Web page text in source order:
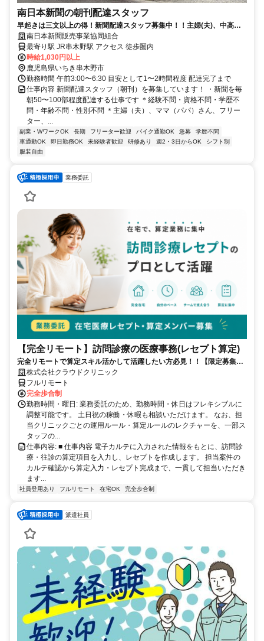
南日本新聞の朝刊配達スタッフ
早起きは三文以上の得！新聞配達スタッフ募集中！！主婦(夫)、中高年
世代活躍中！
南日本新聞販売事業協同組合
最寄り駅 JR串木野駅 アクセス 徒歩圏内
時給1,030円以上
鹿児島県いちき串木野市
勤務時間 午前3:00〜6:30 目安として1〜2時間程度 配達完了まで
仕事内容 新聞配達スタッフ（朝刊）を募集しています！ ・新聞を毎
朝50〜100部程度配達する仕事です ＊経験不問・資格不問・学歴不
問・年齢不問・性別不問 ＊主婦（夫）、ママ（パパ）さん、フリー
ター、...
副業・WワークOK 長期 フリーター歓迎 バイク通勤OK 急募
学歴不問
車通勤OK
即日勤務OK 未経験者歓迎 研修あり 週2・3日からOK
シフト制
服装自由
業務委託
【完全リモート】訪問診療の医療事務(レセプト算定)
完全リモートで算定スキル活かして活躍したい方必見！！【限定募集】
完全リモート｜在宅医療レセプト算定（成果報酬型／業務委託）
株式会社クラウドクリニック
フルリモート
完全歩合制
勤務時間・曜日: 業務委託のため、勤務時間・休日はフレキシブルに
調整可能です。 土日祝の稼働・休暇も相談いただけます。 なお、担
当クリニックごとの運用ルール・算定ルールのレクチャーを、一部ス
タッフの...
仕事内容: ■ 仕事内容 電子カルテに入力された情報をもとに、訪問診
療・往診の算定項目を入力し、レセプトを作成します。 担当案件の
カルテ確認から算定入力・レセプト完成まで、一貫して担当いただき
ます...
社員登用あり フルリモート 在宅OK 完全歩合制
派遣社員